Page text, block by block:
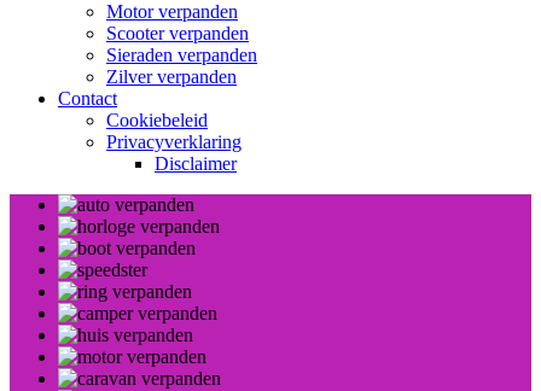
Motor verpanden
Scooter verpanden
Sieraden verpanden
Zilver verpanden
Contact
Cookiebeleid
Privacyverklaring
Disclaimer